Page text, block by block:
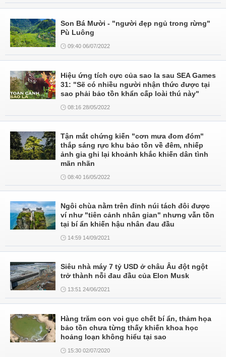
Son Bá Mười - "người đẹp ngủ trong rừng"
Pù Luông
09:40 06/07/2022
Hiệu ứng tích cực của sao la sau SEA Games
31: "Sẽ có nhiều người nhận thức được tại
sao phải bảo tồn khẩn cấp loài thú này"
08:16 28/05/2022
Tận mắt chứng kiến "cơn mưa đom đóm"
thắp sáng rực khu bảo tồn về đêm, nhiếp
ảnh gia ghi lại khoảnh khắc khiến dân tình
mãn nhãn
08:40 16/05/2022
Ngôi chùa nằm trên đỉnh núi tách đôi được
ví như "tiên cảnh nhân gian" nhưng vẫn tồn
tại bí ẩn khiến hậu nhân đau đầu
14:59 14/09/2021
Siêu nhà máy 7 tỷ USD ở châu Âu đột ngột
trở thành nỗi đau đầu của Elon Musk
13:51 24/06/2021
Hàng trăm con voi gục chết bí ẩn, thảm họa
bảo tồn chưa từng thấy khiến khoa học
hoảng loạn không hiểu tại sao
15:30 02/07/2020